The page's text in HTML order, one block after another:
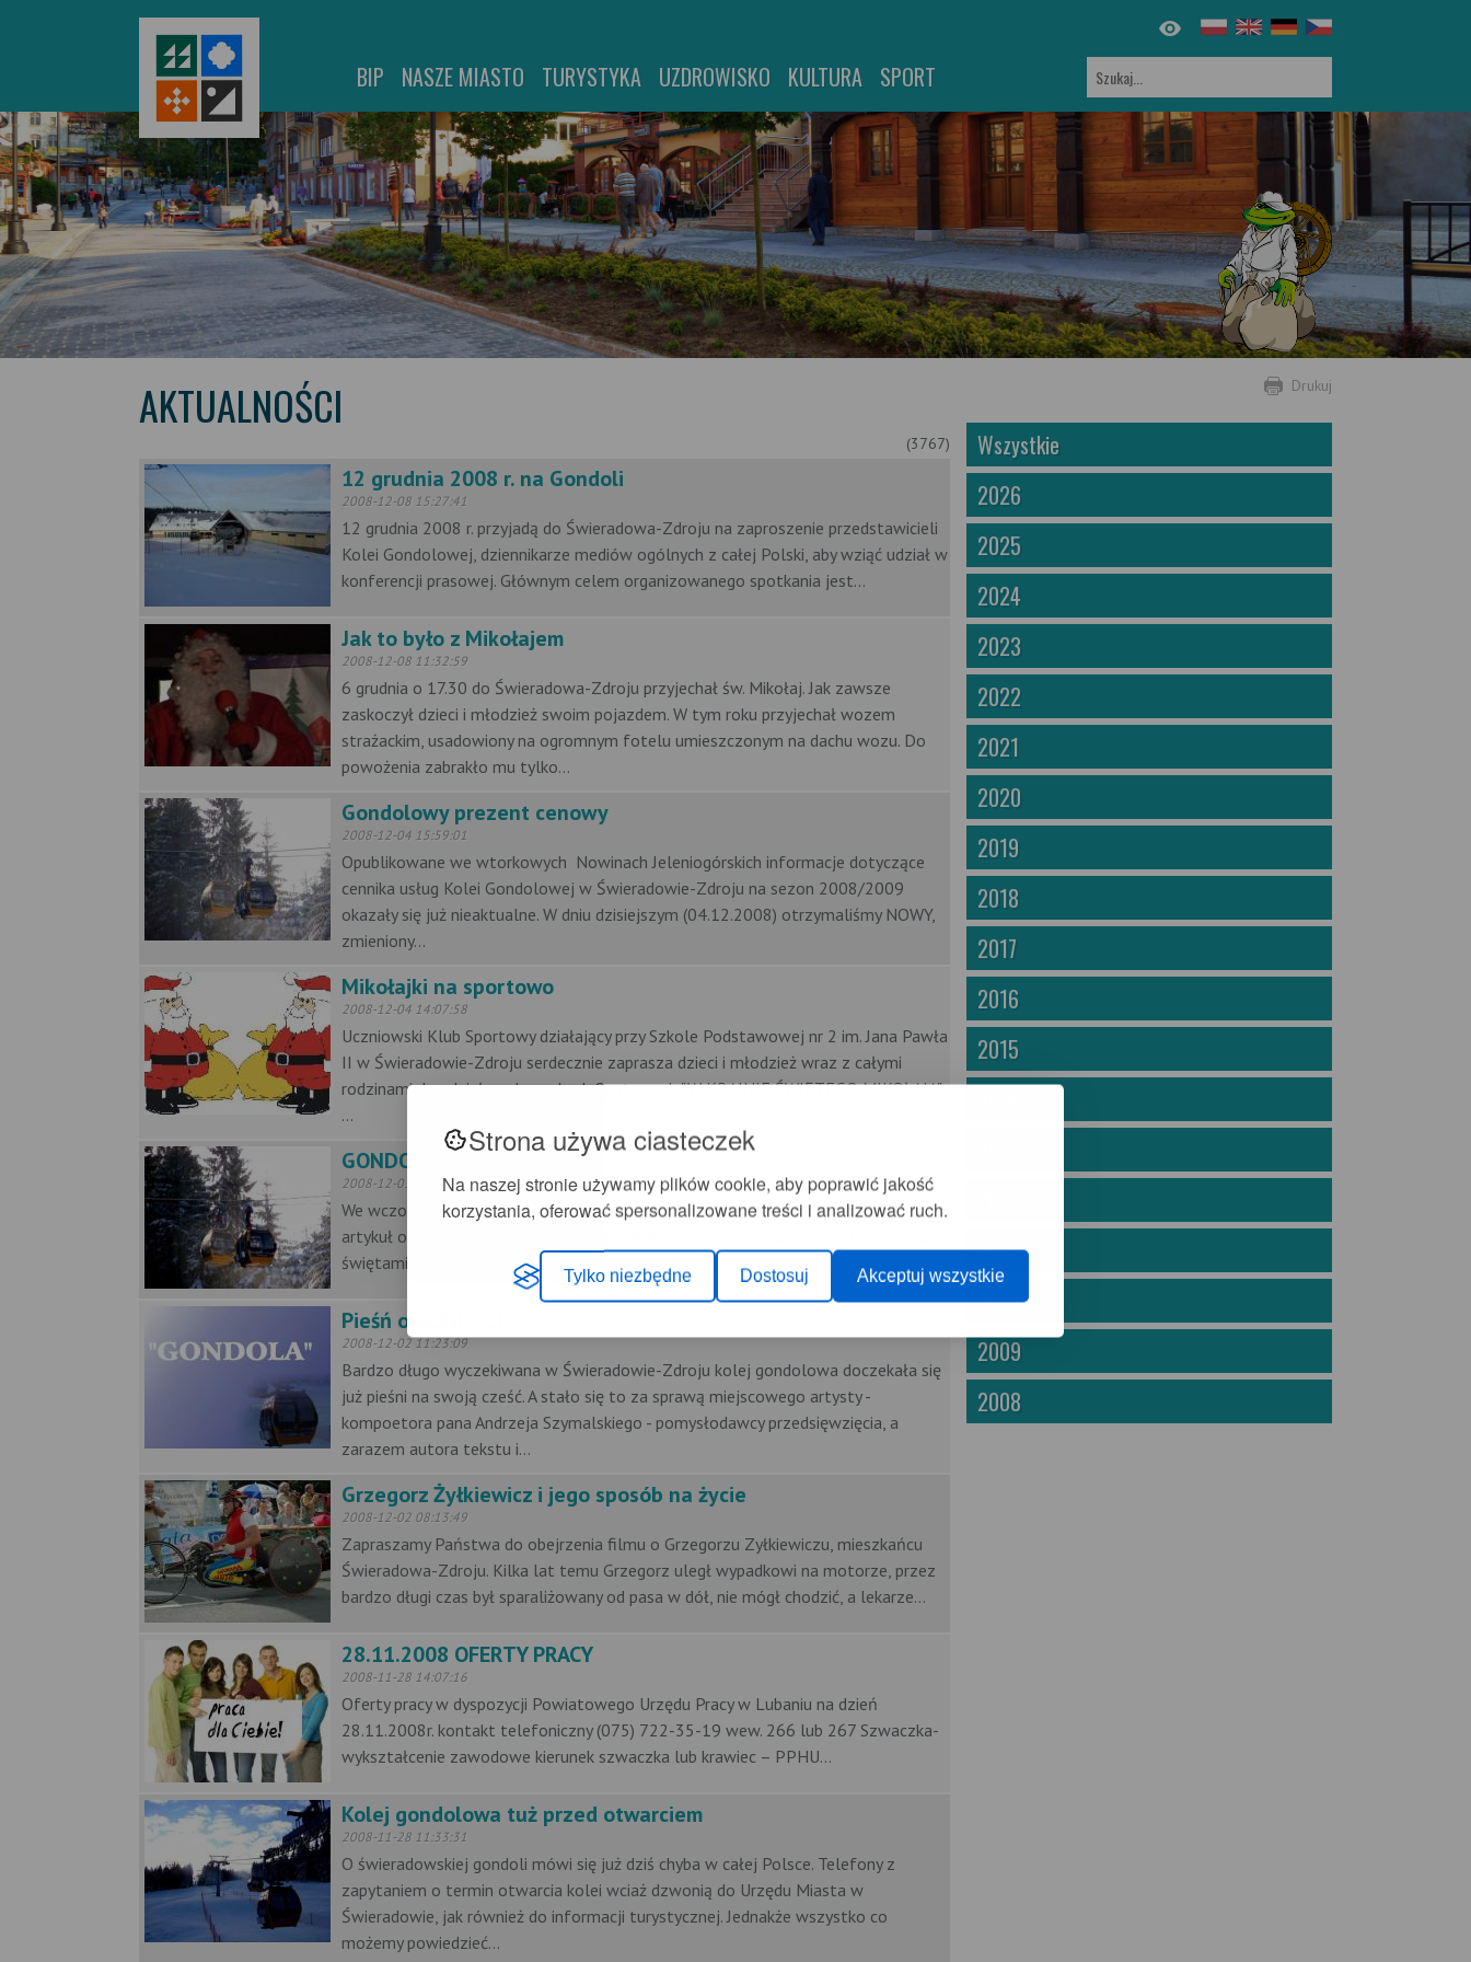
Strona używa ciasteczek
Na naszej stronie używamy plików cookie, aby poprawić jakość
korzystania, oferować spersonalizowane treści i analizować ruch.
Tylko niezbędne Dostosuj Akceptuj wszystkie
BIP NASZE MIASTO TURYSTYKA UZDROWISKO KULTURA SPORT
Drukuj
AKTUALNOŚCI
(3767)
12 grudnia 2008 r. na Gondoli
2008-12-08 15:27:41
12 grudnia 2008 r. przyjadą do Świeradowa-Zdroju na zaproszenie przedstawicieli
Kolei Gondolowej, dziennikarze mediów ogólnych z całej Polski, aby wziąć udział w
konferencji prasowej. Głównym celem organizowanego spotkania jest...
Jak to było z Mikołajem
2008-12-08 11:32:59
6 grudnia o 17.30 do Świeradowa-Zdroju przyjechał św. Mikołaj. Jak zawsze
zaskoczył dzieci i młodzież swoim pojazdem. W tym roku przyjechał wozem
strażackim, usadowiony na ogromnym fotelu umieszczonym na dachu wozu. Do
powożenia zabrakło mu tylko...
Gondolowy prezent cenowy
2008-12-04 15:59:01
Opublikowane we wtorkowych Nowinach Jeleniogórskich informacje dotyczące
cennika usług Kolei Gondolowej w Świeradowie-Zdroju na sezon 2008/2009
okazały się już nieaktualne. W dniu dzisiejszym (04.12.2008) otrzymaliśmy NOWY,
zmieniony...
Mikołajki na sportowo
2008-12-04 14:07:58
Uczniowski Klub Sportowy działający przy Szkole Podstawowej nr 2 im. Jana Pawła
II w Świeradowie-Zdroju serdecznie zaprasza dzieci i młodzież wraz z całymi
rodzinami do udziału w Igrzyskach Spotowych "W KRAINIE ŚWIĘTEGO MIKOŁAJA".
...
GONDOLOWE ceny
2008-12-03 08:20:03
We wczorajszym (tj. 02.12.2008 r.) wydaniu Nowin Jeleniogórskich ukazał się
artykuł o gondoli w Świeradowie. Z artykułu jasno wynika, że kolejka ruszy przed
świętami, a informację tę potwierdził Marek Budzik - dyrektor ekonomiczny...
Pieśń o GONDOLI
2008-12-02 11:23:09
Bardzo długo wyczekiwana w Świeradowie-Zdroju kolej gondolowa doczekała się
już pieśni na swoją cześć. A stało się to za sprawą miejscowego artysty -
kompoetora pana Andrzeja Szymalskiego - pomysłodawcy przedsięwzięcia, a
zarazem autora tekstu i...
Grzegorz Żyłkiewicz i jego sposób na życie
2008-12-02 08:13:49
Zapraszamy Państwa do obejrzenia filmu o Grzegorzu Zyłkiewiczu, mieszkańcu
Świeradowa-Zdroju. Kilka lat temu Grzegorz uległ wypadkowi na motorze, przez
bardzo długi czas był sparaliżowany od pasa w dół, nie mógł chodzić, a lekarze...
28.11.2008 OFERTY PRACY
2008-11-28 14:07:16
Oferty pracy w dyspozycji Powiatowego Urzędu Pracy w Lubaniu na dzień
28.11.2008r. kontakt telefoniczny (075) 722-35-19 wew. 266 lub 267 Szwaczka-
wykształcenie zawodowe kierunek szwaczka lub krawiec – PPHU...
Kolej gondolowa tuż przed otwarciem
2008-11-28 11:33:31
O świeradowskiej gondoli mówi się już dziś chyba w całej Polsce. Telefony z
zapytaniem o termin otwarcia kolei wciaż dzwonią do Urzędu Miasta w
Świeradowie, jak również do informacji turystycznej. Jednakże wszystko co
możemy powiedzieć...
Wszystkie
2026
2025
2024
2023
2022
2021
2020
2019
2018
2017
2016
2015
2011
2010
2009
2008